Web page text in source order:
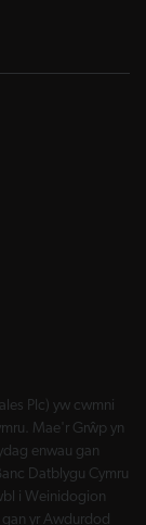
Plc) yw cwmni
Mae'r Grŵp yn
enwau gan
Datblygu Cymru
i Weinidogion
yr Awdurdod